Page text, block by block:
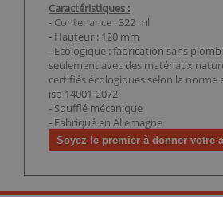
Caractéristiques :
- Contenance : 322 ml
- Hauteur : 120 mm
- Ecologique : fabrication sans
seulement avec des matériaux
certifiés écologiques selon la
iso 14001-2072
- Soufflé mécanique
- Fabriqué en Allemagne
Soyez le premier à donner votre